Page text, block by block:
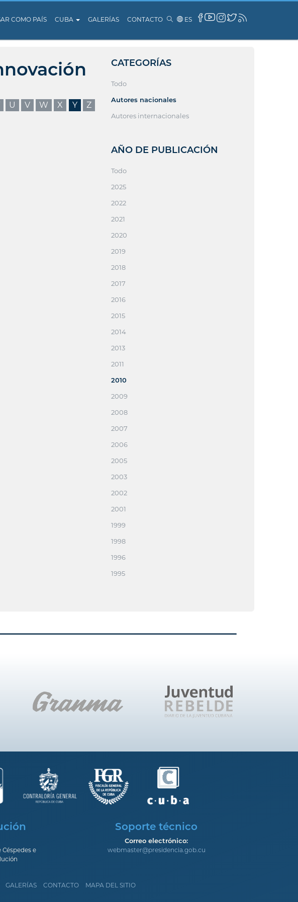
COMO PAÍS CUBA GALERÍAS CONTACTO ES
U V W X Y Z
CATEGORÍAS
Todo
Autores nacionales
Autores internacionales
AÑO DE PUBLICACIÓN
Todo
2025
2022
2021
2020
2019
2018
2017
2016
2015
2014
2013
2011
2010
2009
2008
2007
2006
2005
2003
2002
2001
1999
1998
1996
1995
Céspedes e
Soporte técnico
Correo electrónico:
webmaster@presidencia.gob.cu
GALERÍAS CONTACTO MAPA DEL SITIO